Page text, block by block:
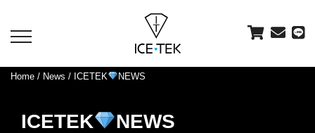
toggle
Home / News / ICETEK NEWS
ICETEK NEWS